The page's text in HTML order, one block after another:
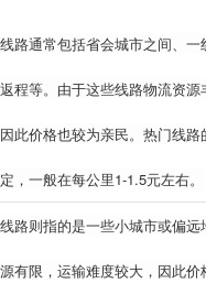
线路通常包括省会城市之间、一
程等。由于这些线路物流资源
此价格也较为亲民。热门线路
，一般在每公里1-1.5元左右。
线路则指的是一些小城市或偏
有限，运输难度较大，因此价